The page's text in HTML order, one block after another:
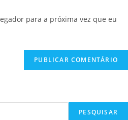
para a próxima vez que eu
PESQUISAR